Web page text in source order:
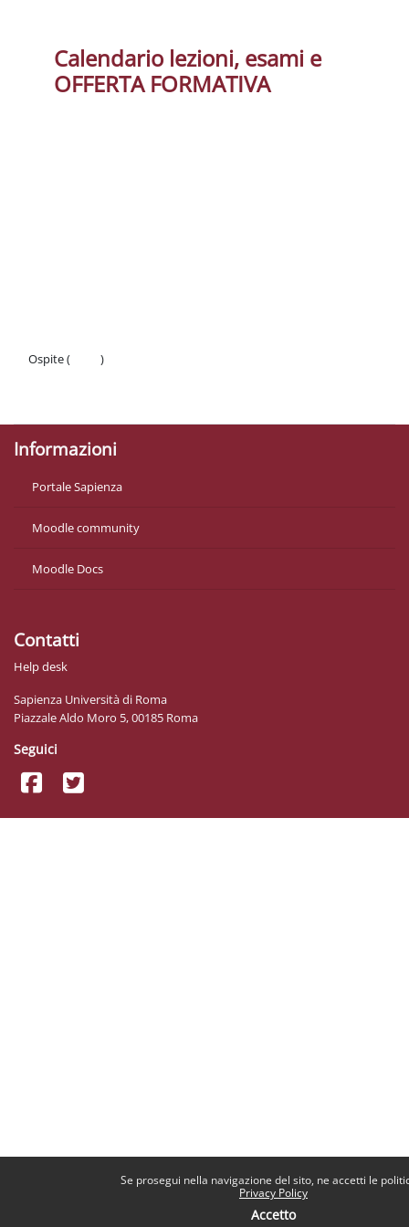
Se prosegui nella navigazione del sito, ne accetti le
Privacy Policy
Accetto
Calendario lezioni, esami e
OFFERTA FORMATIVA
Ospite (
)
Informazioni
Portale Sapienza
Moodle community
Moodle Docs
Contatti
Help desk
Sapienza Università di Roma
Piazzale Aldo Moro 5, 00185 Roma
Seguici